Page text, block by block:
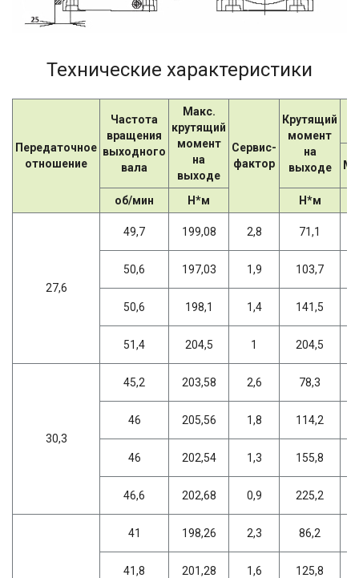
Технические характеристики
Передаточное
отношение
Частота
вращения
выходного
вала
Макс.
крутящий
момент
на
выходе
Сервис-
фактор
Крутящий
момент
на
выходе
об/мин Н*м Н*м
27,6
49,7 199,08 2,8 71,1
50,6 197,03 1,9 103,7
50,6 198,1 1,4 141,5
51,4 204,5 1 204,5
30,3
45,2 203,58 2,6 78,3
46 205,56 1,8 114,2
46 202,54 1,3 155,8
46,6 202,68 0,9 225,2
41 198,26 2,3 86,2
41,8 201,28 1,6 125,8